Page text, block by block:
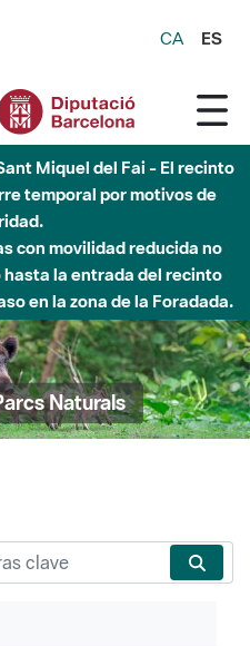
CA ES
Miquel del Fai - El recinto
temporal por motivos de
con movilidad reducida no
la entrada del recinto
en la zona de la Foradada.
Naturals